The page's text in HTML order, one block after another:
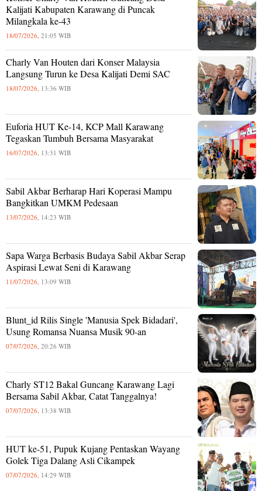
Kalijati Kabupaten Karawang di Puncak
Milangkala ke-43
18/07/2026, 21:05 WIB
Charly Van Houten dari Konser Malaysia
Langsung Turun ke Desa Kalijati Demi SAC
18/07/2026, 13:36 WIB
Euforia HUT Ke-14, KCP Mall Karawang
Tegaskan Tumbuh Bersama Masyarakat
16/07/2026, 13:31 WIB
Sabil Akbar Berharap Hari Koperasi Mampu
Bangkitkan UMKM Pedesaan
13/07/2026, 14:23 WIB
Sapa Warga Berbasis Budaya Sabil Akbar Serap
Aspirasi Lewat Seni di Karawang
11/07/2026, 13:09 WIB
Blunt_id Rilis Single 'Manusia Spek Bidadari',
Usung Romansa Nuansa Musik 90-an
07/07/2026, 20:26 WIB
Charly ST12 Bakal Guncang Karawang Lagi
Bersama Sabil Akbar, Catat Tanggalnya!
07/07/2026, 13:38 WIB
HUT ke-51, Pupuk Kujang Pentaskan Wayang
Golek Tiga Dalang Asli Cikampek
07/07/2026, 14:29 WIB